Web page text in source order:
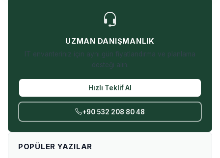
UZMAN DANIŞMANLIK
IT envanteriniz için aynı gün fiyatlandırma ve planlama
desteği alın.
Hızlı Teklif Al
+90 532 208 80 48
POPÜLER YAZILAR